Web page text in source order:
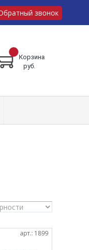
звонок
Корзина
руб.
арт.: 1899